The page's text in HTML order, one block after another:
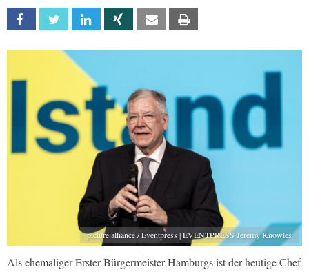
Facebook Twitter Linkedin Xing Email
picture alliance / Eventpress | EVENTPRESS Jeremy Knowles
Als ehemaliger Erster Bürgermeister Hamburgs ist der heutige Chef